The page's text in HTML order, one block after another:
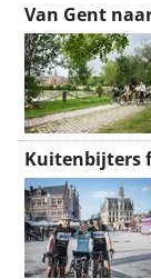
Van Gent
Kuitenbijters